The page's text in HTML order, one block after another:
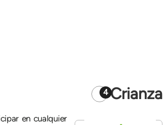
4 Crianza
en cualquier